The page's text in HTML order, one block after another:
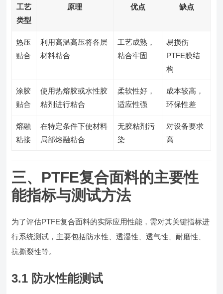
工艺
类型
原理 优点 缺点
热压
贴合
利用高温高压将各层
材料粘合
工艺成熟，
粘合牢固
易损伤
PTFE膜结
构
涂胶
贴合
使用热熔胶或水性胶
粘剂进行粘合
柔软性好，
适应性强
成本较高，
环保性差
熔融
粘接
在特定条件下使材料
局部熔融粘合
无胶粘剂污
染
对设备要求
高
三、PTFE复合面料的主要性
能指标与测试方法
为了评估PTFE复合面料的实际应用性能，需对其关键指标进
行系统测试，主要包括防水性、透湿性、透气性、耐磨性、
抗撕裂性等。
3.1 防水性能测试